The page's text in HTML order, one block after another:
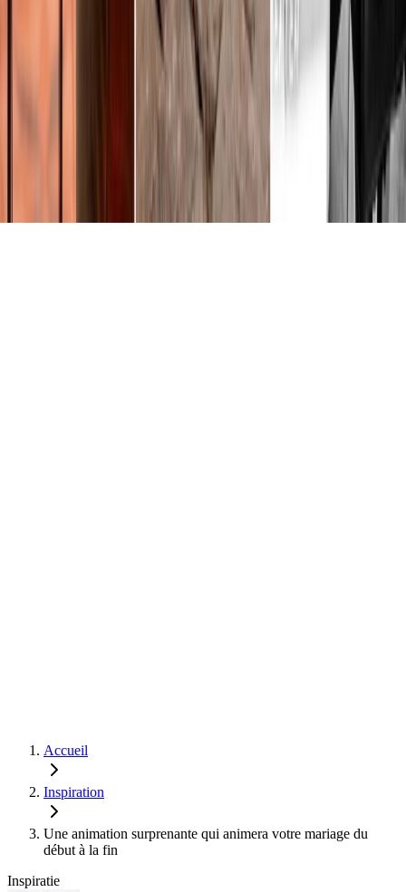
Accueil
Inspiration
Une animation surprenante qui animera votre mariage du
début à la fin
Inspiratie